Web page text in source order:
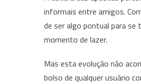
informais entre amigos.
de ser algo pontual para se
momento de lazer.
Mas esta evolução não
bolso de qualquer usuário